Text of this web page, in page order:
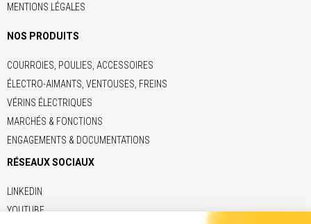
MENTIONS LÉGALES
NOS PRODUITS
COURROIES, POULIES, ACCESSOIRES
ÉLECTRO-AIMANTS, VENTOUSES, FREINS
VÉRINS ÉLECTRIQUES
MARCHÉS & FONCTIONS
ENGAGEMENTS & DOCUMENTATIONS
RÉSEAUX SOCIAUX
LINKEDIN
YOUTUBE